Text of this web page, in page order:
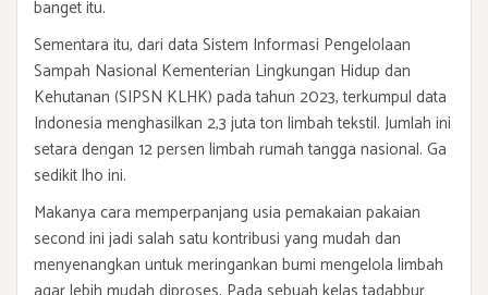
banget itu.
Sementara itu, dari data Sistem Informasi Pengelolaan
Sampah Nasional Kementerian Lingkungan Hidup dan
Kehutanan (SIPSN KLHK) pada tahun 2023, terkumpul data
Indonesia menghasilkan 2,3 juta ton limbah tekstil. Jumlah ini
setara dengan 12 persen limbah rumah tangga nasional. Ga
sedikit lho ini.
Makanya cara memperpanjang usia pemakaian pakaian
second ini jadi salah satu kontribusi yang mudah dan
menyenangkan untuk meringankan bumi mengelola limbah